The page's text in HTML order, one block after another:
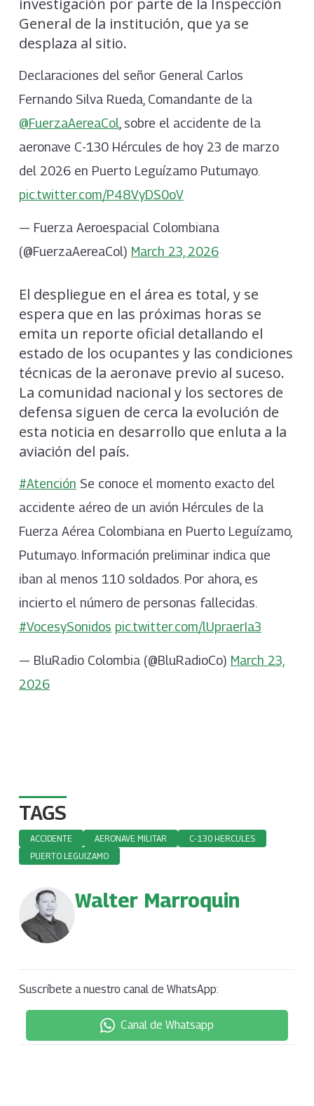
investigación por parte de la Inspección
General de la institución, que ya se
desplaza al sitio.
Declaraciones del señor General Carlos
Fernando Silva Rueda, Comandante de la
@FuerzaAereaCol, sobre el accidente de la
aeronave C-130 Hércules de hoy 23 de marzo
del 2026 en Puerto Leguízamo Putumayo.
pic.twitter.com/P48VyDS0oV
— Fuerza Aeroespacial Colombiana
(@FuerzaAereaCol) March 23, 2026
El despliegue en el área es total, y se
espera que en las próximas horas se
emita un reporte oficial detallando el
estado de los ocupantes y las condiciones
técnicas de la aeronave previo al suceso.
La comunidad nacional y los sectores de
defensa siguen de cerca la evolución de
esta noticia en desarrollo que enluta a la
aviación del país.
#Atención Se conoce el momento exacto del
accidente aéreo de un avión Hércules de la
Fuerza Aérea Colombiana en Puerto Leguízamo,
Putumayo. Información preliminar indica que
iban al menos 110 soldados. Por ahora, es
incierto el número de personas fallecidas.
#VocesySonidos pic.twitter.com/lUpraerIa3
— BluRadio Colombia (@BluRadioCo) March 23,
2026
TAGS
ACCIDENTE AERONAVE MILITAR
C-130 HERCULES
PUERTO LEGUIZAMO
Walter Marroquin
Suscríbete a nuestro canal de WhatsApp:
Canal de Whatsapp